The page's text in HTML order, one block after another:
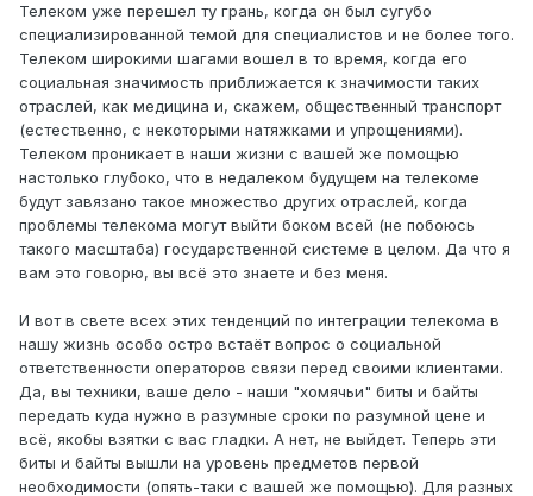
Телеком уже перешел ту грань, когда он был сугубо
специализированной темой для специалистов и не более того.
Телеком широкими шагами вошел в то время, когда его
социальная значимость приближается к значимости таких
отраслей, как медицина и, скажем, общественный транспорт
(естественно, с некоторыми натяжками и упрощениями).
Телеком проникает в наши жизни с вашей же помощью
настолько глубоко, что в недалеком будущем на телекоме
будут завязано такое множество других отраслей, когда
проблемы телекома могут выйти боком всей (не побоюсь
такого масштаба) государственной системе в целом. Да что я
вам это говорю, вы всё это знаете и без меня.
И вот в свете всех этих тенденций по интеграции телекома в
нашу жизнь особо остро встаёт вопрос о социальной
ответственности операторов связи перед своими клиентами.
Да, вы техники, ваше дело - наши "хомячьи" биты и байты
передать куда нужно в разумные сроки по разумной цене и
всё, якобы взятки с вас гладки. А нет, не выйдет. Теперь эти
биты и байты вышли на уровень предметов первой
необходимости (опять-таки с вашей же помощью). Для разных